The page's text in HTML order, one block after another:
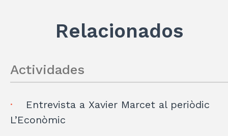
Relacionados
Actividades
Entrevista a Xavier Marcet al periòdic
L’Econòmic